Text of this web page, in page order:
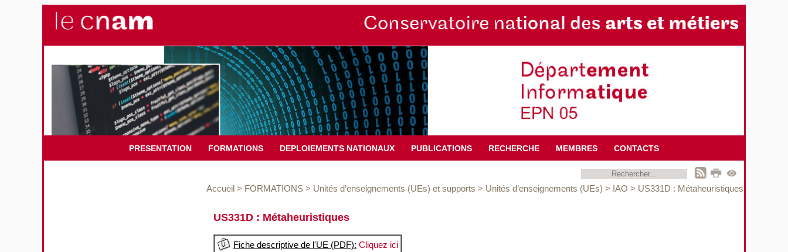
PRESENTATION FORMATIONS DEPLOIEMENTS NATIONAUX PUBLICATIONS RECHERCHE MEMBRES CONTACTS
Accueil > FORMATIONS > Unités d’enseignements (UEs) et supports > Unités d’enseignements (UEs) > IAO > US331D : Métaheuristiques
US331D : Métaheuristiques
Fiche descriptive de l'UE (PDF): Cliquez ici